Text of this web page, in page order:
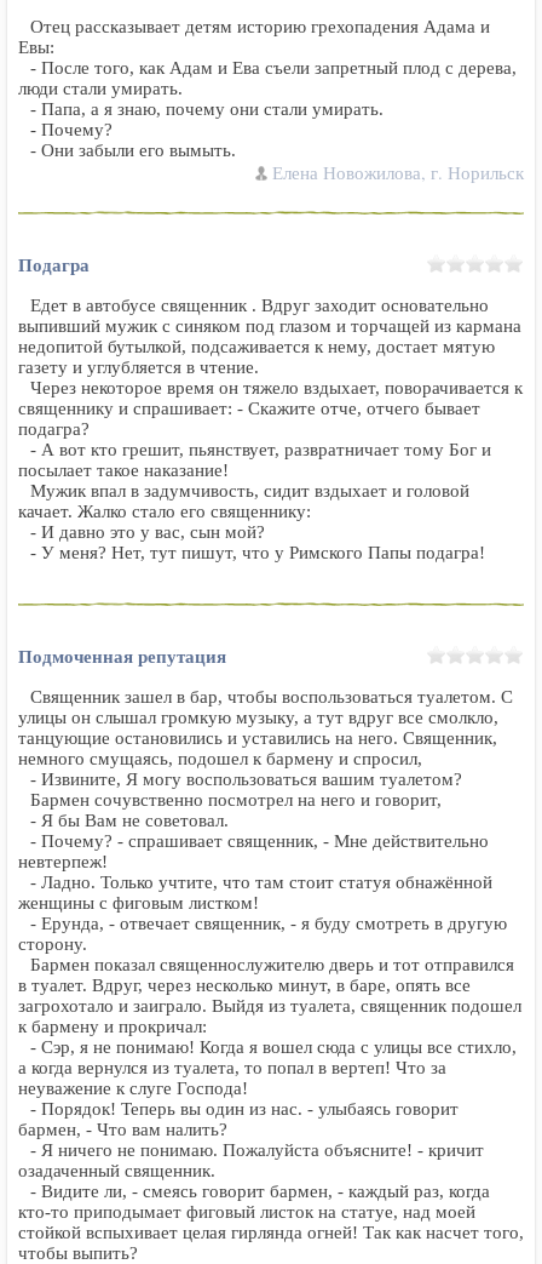
Отец рассказывает детям историю грехопадения Адама и
Евы:
- После того, как Адам и Ева съели запретный плод с дерева,
люди стали умирать.
- Папа, а я знаю, почему они стали умирать.
- Почему?
- Они забыли его вымыть.
Елена Новожилова, г. Норильск
Подагра
Едет в автобусе священник . Вдруг заходит основательно
выпивший мужик с синяком под глазом и торчащей из кармана
недопитой бутылкой, подсаживается к нему, достает мятую
газету и углубляется в чтение.
Через некоторое время он тяжело вздыхает, поворачивается к
священнику и спрашивает: - Скажите отче, отчего бывает
подагра?
- А вот кто грешит, пьянствует, развратничает тому Бог и
посылает такое наказание!
Мужик впал в задумчивость, сидит вздыхает и головой
качает. Жалко стало его священнику:
- И давно это у вас, сын мой?
- У меня? Нет, тут пишут, что у Римского Папы подагра!
Подмоченная репутация
Священник зашел в бар, чтобы воспользоваться туалетом. С
улицы он слышал громкую музыку, а тут вдруг все смолкло,
танцующие остановились и уставились на него. Священник,
немного смущаясь, подошел к бармену и спросил,
- Извините, Я могу воспользоваться вашим туалетом?
Бармен сочувственно посмотрел на него и говорит,
- Я бы Вам не советовал.
- Почему? - спрашивает священник, - Мне действительно
невтерпеж!
- Ладно. Только учтите, что там стоит статуя обнажённой
женщины с фиговым листком!
- Ерунда, - отвечает священник, - я буду смотреть в другую
сторону.
Бармен показал священнослужителю дверь и тот отправился
в туалет. Вдруг, через несколько минут, в баре, опять все
загрохотало и заиграло. Выйдя из туалета, священник подошел
к бармену и прокричал:
- Сэр, я не понимаю! Когда я вошел сюда с улицы все стихло,
а когда вернулся из туалета, то попал в вертеп! Что за
неуважение к слуге Господа!
- Порядок! Теперь вы один из нас. - улыбаясь говорит
бармен, - Что вам налить?
- Я ничего не понимаю. Пожалуйста объясните! - кричит
озадаченный священник.
- Видите ли, - смеясь говорит бармен, - каждый раз, когда
кто-то приподымает фиговый листок на статуе, над моей
стойкой вспыхивает целая гирлянда огней! Так как насчет того,
чтобы выпить?